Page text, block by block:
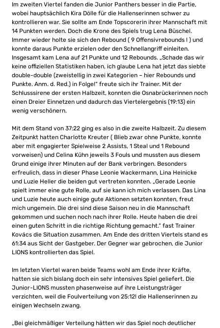
Im zweiten Viertel fanden die Junior Panthers besser in die Partie,
wobei hauptsächlich Kira Dölle für die Hallenserinnen schwer zu
kontrollieren war. Sie sollte am Ende Topscorerin ihrer Mannschaft mit
14 Punkten werden. Doch die Krone des Spiels trug Lena Büschel.
Immer wieder holte sie sich den Rebound ( 9 Offensivrebounds ! ) und
konnte daraus Punkte erzielen oder den Schnellangriff einleiten.
Insgesamt kam Lena auf 21 Punkte und 12 Rebounds. „Schade das wir
keine offiziellen Statistiken haben, ich glaube Lena hat jetzt das siebte
double-double (zweistellig in zwei Kategorien – hier Rebounds und
Punkte. Anm. d. Red.) in Folge!“ freute sich ihr Trainer. Mit der
Schlusssirene der ersten Halbzeit, konnten die Osnabrückerinnen noch
einen Dreier Einnetzen und dadurch das Viertelergebnis (19:13) ein
wenig verschönern.
Mit dem Stand von 37:22 ging es also in die zweite Halbzeit. Zu diesem
Zeitpunkt hatten Charlotte Kreuter ( Blieb zwar ohne Punkte, konnte
aber mit engagierter Spielweise 2 Assists, 1 Steal und 1 Rebound
vorweisen) und Celina Kühn jeweils 3 Fouls und mussten aus diesem
Grund einige ihrer Minuten auf der Bank verbringen. Besonders
erfreulich, dass in dieser Phase Leonie Wackermann, Lina Heinicke
und Luzie Heller die beiden gut vertreten konnten. „Gerade Leonie
spielt immer eine gute Rolle, auf sie kann ich mich verlassen. Das Lina
und Luzie heute auch einige gute Aktionen setzten konnten, freut
mich ungemein. Die drei sind diese Saison neu in die Mannschaft
gekommen und suchen noch nach ihrer Rolle. Heute haben die drei
einen guten Schritt in die richtige Richtung gemacht.“ fast Trainer
Kovács die Situation zusammen. Am Ende des dritten Viertels stand es
61:34 aus Sicht der Gastgeber. Der Gegner war gebrochen, die Junior
LIONS kontrollierten das Spiel.
Im letzten Viertel waren beide Teams wohl am Ende ihrer Kräfte,
hatten sie sich bislang doch ein sehr intensives Spiel geliefert. Die
Junior-LIONS mussten phasenweise auf ihre Leistungsträger
verzichten, weil die Foulverteilung von 25:12! die Hallenserinnen zu
einigen Wechseln zwang.
„Bei gleichmäßiger Verteilung hätten wir das Spiel noch deutlicher